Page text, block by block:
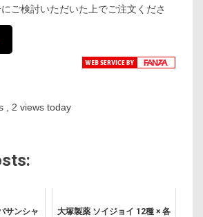
ご検討いただいた上でご注文くださ
, 2 views today
サンシャ
大塚製薬 ソイジョイ 12種 × 各